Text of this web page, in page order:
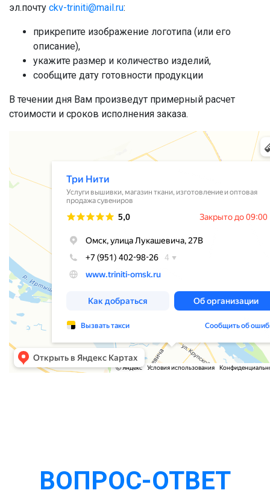
эл.почту ckv-triniti@mail.ru:
прикрепите изображение логотипа (или его
описание),
укажите размер и количество изделий,
сообщите дату готовности продукции
В течении дня Вам произведут примерный расчет
стоимости и сроков исполнения заказа.
ВОПРОС-ОТВЕТ